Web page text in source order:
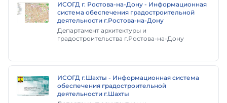
ИСОГД г. Ростова-на-Дону - Информационная
система обеспечения градостроительной
деятельности г.Ростова-на-Дону
Департамент архитектуры и
градостроительства г.Ростова-на-Дону
ИСОГД г.Шахты - Информационная система
обеспечения градостроительной
деятельности г.Шахты